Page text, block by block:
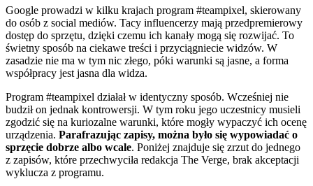
Google prowadzi w kilku krajach program #teampixel, skierowany
do osób z social mediów. Tacy influencerzy mają przedpremierowy
dostęp do sprzętu, dzięki czemu ich kanały mogą się rozwijać. To
świetny sposób na ciekawe treści i przyciągniecie widzów. W
zasadzie nie ma w tym nic złego, póki warunki są jasne, a forma
współpracy jest jasna dla widza.
Program #teampixel działał w identyczny sposób. Wcześniej nie
budził on jednak kontrowersji. W tym roku jego uczestnicy musieli
zgodzić się na kuriozalne warunki, które mogły wypaczyć ich ocenę
urządzenia. Parafrazując zapisy, można było się wypowiadać o
sprzęcie dobrze albo wcale. Poniżej znajduje się zrzut do jednego
z zapisów, które przechwyciła redakcja The Verge, brak akceptacji
wyklucza z programu.